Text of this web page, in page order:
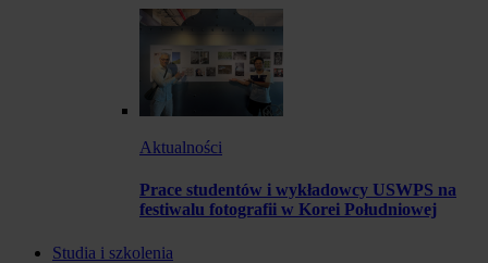
Aktualności
Prace studentów i wykładowcy USWPS na
festiwalu fotografii w Korei Południowej
Studia i szkolenia